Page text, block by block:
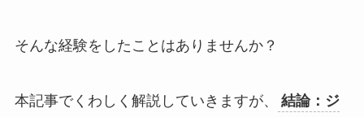
そんな経験をしたことはありませんか？
本記事でくわしく解説していきますが、
結論：ジ